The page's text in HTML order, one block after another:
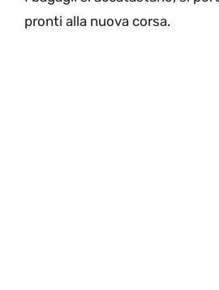
pronti alla nuova corsa.